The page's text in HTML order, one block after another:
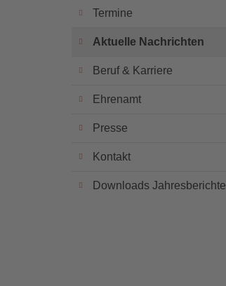
Termine
Aktuelle Nachrichten
Beruf & Karriere
Ehrenamt
Presse
Kontakt
Downloads Jahresberichte